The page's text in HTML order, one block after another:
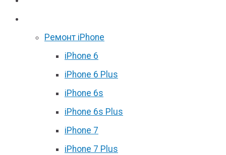
Ремонт iPhone
iPhone 6
iPhone 6 Plus
iPhone 6s
iPhone 6s Plus
iPhone 7
iPhone 7 Plus